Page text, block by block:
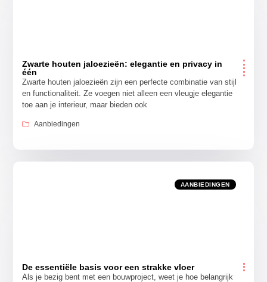
Zwarte houten jaloezieën: elegantie en privacy in
één
Zwarte houten jaloezieën zijn een perfecte combinatie van stijl
en functionaliteit. Ze voegen niet alleen een vleugje elegantie
toe aan je interieur, maar bieden ook
Aanbiedingen
AANBIEDINGEN
De essentiële basis voor een strakke vloer
Als je bezig bent met een bouwproject, weet je hoe belangrijk